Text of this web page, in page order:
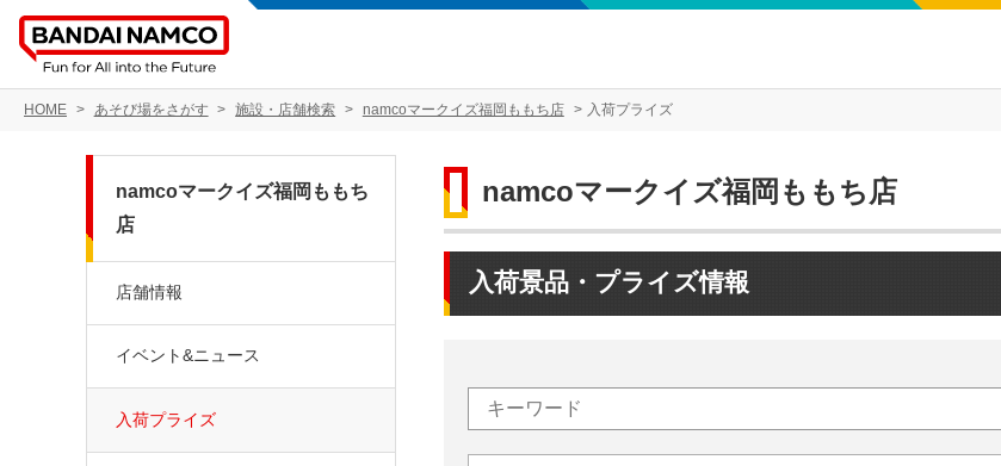
HOME あそび場をさがす 施設・店舗検索 namcoマークイズ福岡ももち店 入荷プライズ
namcoマークイズ福岡ももち店
入荷景品・プライズ情報
namcoマークイズ福岡ももち
店
店舗情報
イベント&ニュース
入荷プライズ